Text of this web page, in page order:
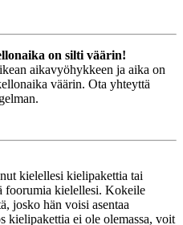
on silti väärin!
aikavyöhykkeen ja aika on
väärin. Ota yhteyttä
kielellesi kielipakettia tai
foorumia kielellesi. Kokeile
josko hän voisi asentaa
kielipakettia ei ole olemassa, voit